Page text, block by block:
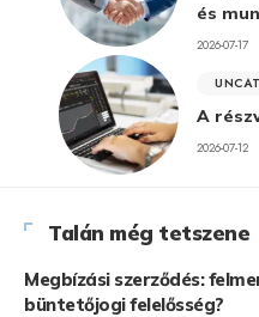
és
2026-07-17
A
2026-07-12
Talán még tetszene
Megbízási szerződés:
büntetőjogi felelősség?